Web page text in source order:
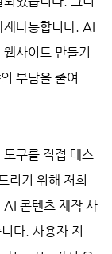
재다능합니다. AI
사이트 만들기
부담을 줄여
도구를 직접 테스
리기 위해 저희
AI 콘텐츠 제작 사
다. 사용자 지